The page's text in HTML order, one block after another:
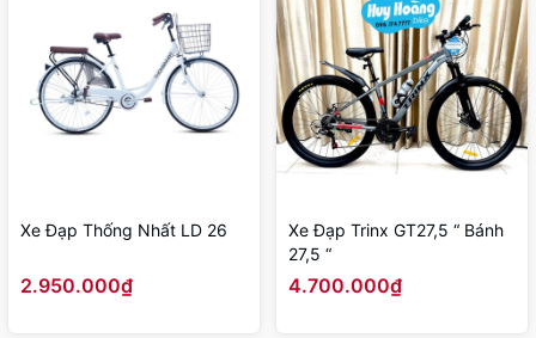
Xe Đạp Thống Nhất LD 26
2.950.000₫
Xe Đạp Trinx GT27,5 “ Bánh
27,5 “
4.700.000₫